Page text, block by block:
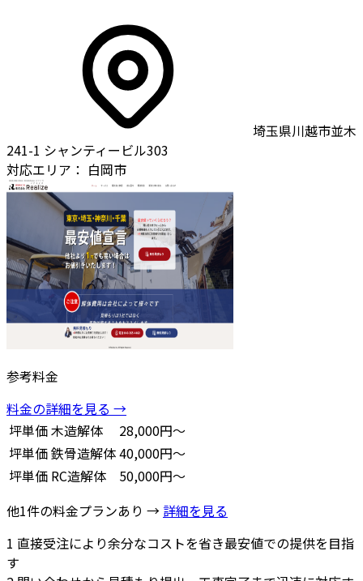
埼玉県川越市並木
241-1 シャンティービル303
対応エリア： 白岡市
参考料金
料金の詳細を見る →
坪単価木造解体
28,000円～
坪単価鉄骨造解体40,000円～
坪単価 RC造解体
50,000円～
他1件の料金プランあり → 詳細を見る
1 直接受注により余分なコストを省き最安値での提供を目指
す